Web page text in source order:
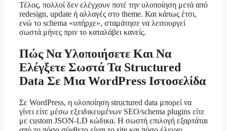
Τέλος, πολλοί δεν ελέγχουν ποτέ την υλοποίηση μετά από
redesign, update ή αλλαγές στο theme. Και κάπως έτσι,
ενώ το schema «υπήρχε», σταμάτησε να λειτουργεί
σωστά μήνες πριν το καταλάβει κανείς.
Πώς Να Υλοποιήσετε Και Να
Ελέγξετε Σωστά Τα Structured
Data Σε Μια WordPress Ιστοσελίδα
Σε WordPress, η υλοποίηση structured data μπορεί να
γίνει είτε μέσω εξειδικευμένων SEO/schema plugins είτε
με custom JSON-LD κώδικα. Η σωστή επιλογή εξαρτάται